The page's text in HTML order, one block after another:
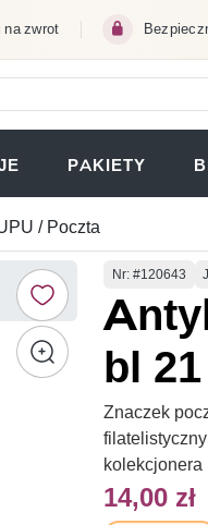
na zwrot
KARCIE)PAKIETY
/ Poczta
Numer
Nr: #120643
bl
Znaczek
kolekcjonera
14,00 zł